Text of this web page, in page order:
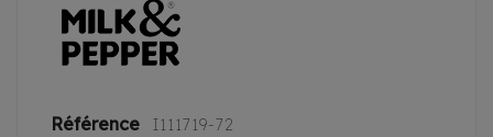
Référence I111719-72